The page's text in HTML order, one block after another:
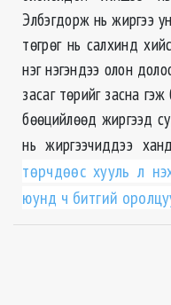
Элбэгдорж нь жиргээ
төгрөг нь салхинд
нэг нэгэндээ олон
засаг төрийг засна
бөөцийлөөд жиргээд
нь жиргээчиддээ
төрчдөөс хууль л
юунд ч битгий